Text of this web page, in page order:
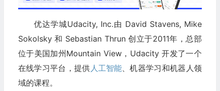
优达学城Udacity, Inc.由 David Stavens, Mike
Sokolsky 和 Sebastian Thrun 创立于2011年，总部
位于美国加州Mountain View，Udacity 开发了一个
在线学习平台，提供 人工智能、机器学习和机器人领
域的课程。